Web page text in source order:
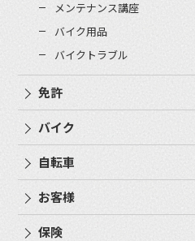
メンテナンス講座
バイク用品
バイクトラブル
免許
バイク
自転車
お客様
保険